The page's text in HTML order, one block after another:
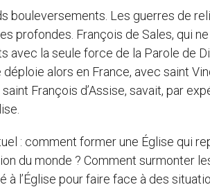
Les guerres de
profondes. François de Sales, qui
avec la seule force de la Parole de
alors en France, avec saint
François d’Assise, savait, par
comment former une Église qui
du monde ? Comment surmonter
à l’Église pour faire face à des